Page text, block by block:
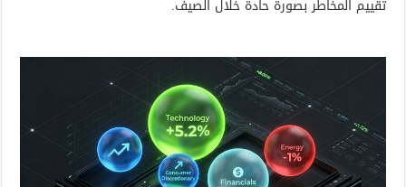
تقييم المخاطر بصورة حادة خلال الصيف.